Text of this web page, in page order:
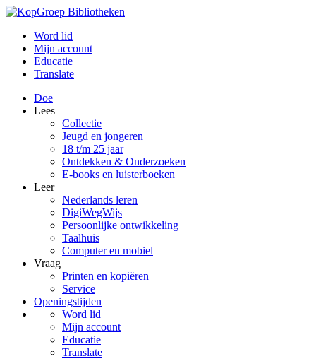
Word lid
Mijn account
Educatie
Translate
Doe
Lees
Collectie
Jeugd en jongeren
18 t/m 25 jaar
Ontdekken & Onderzoeken
E-books en luisterboeken
Leer
Nederlands leren
DigiWegWijs
Persoonlijke ontwikkeling
Taalhuis
Computer en mobiel
Vraag
Printen en kopiëren
Service
Openingstijden
Word lid
Mijn account
Educatie
Translate